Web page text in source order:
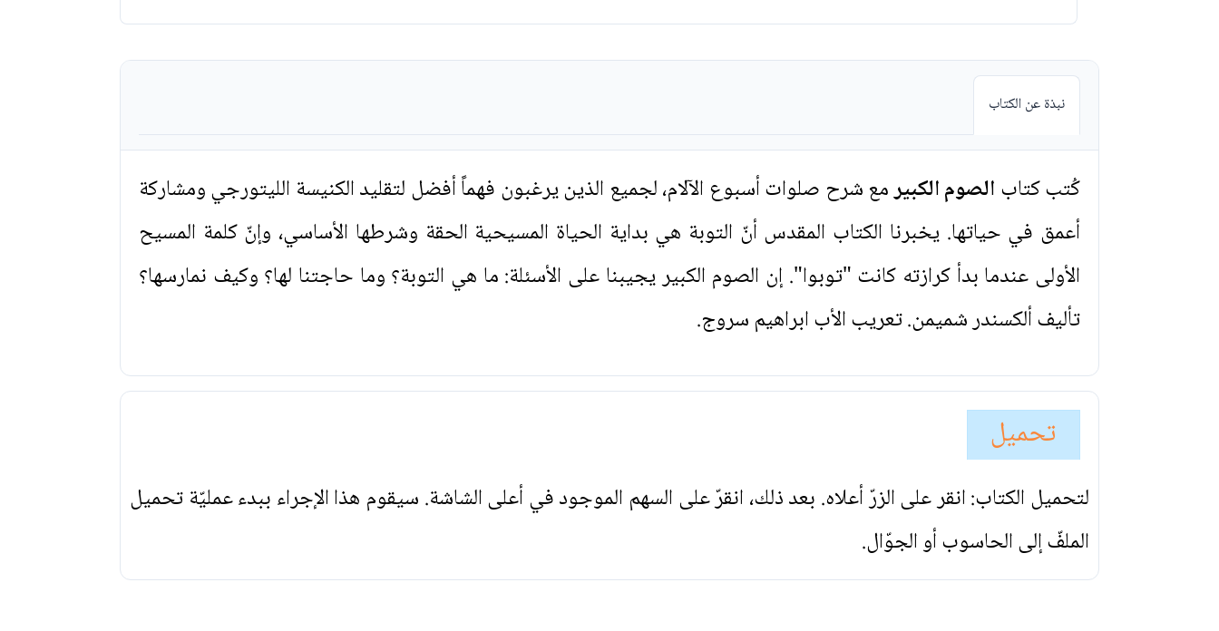
نبذة عن الكتاب
كُتب كتابالصوم الكبيرمع شرح صلوات أسبوع الآلام، لجميع الذين يرغبون فهماً أفضل لتقليد الكنيسة الليتورجي ومشاركة
أعمق في حياتها. يخبرنا الكتاب المقدس أنّ التوبة هي بداية الحياة المسيحية الحقة وشرطها الأساسي، وإنّ كلمة المسيح
الأولى عندما بدأ كرازته كانت "توبوا". إن الصوم الكبير يجيبنا على الأسئلة: ما هي التوبة؟ وما حاجتنا لها؟ وكيف نمارسها؟
تأليف ألكسندر شميمن. تعريب الأب ابراهيم سروج.
تحميل
لتحميل الكتاب: انقر على الزرّ أعلاه. بعد ذلك، انقرّ على السهم الموجود في أعلى الشاشة. سيقوم هذا الإجراء ببدء عمليّة تحميل
الملفّ إلى الحاسوب أو الجوّال.